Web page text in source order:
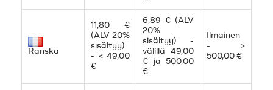
Ranska
11,80 €
(ALV 20%
sisältyy)
- < 49,00
€
6,89 € (ALV
20%
sisältyy) -
välillä 49,00
€ ja 500,00
€
Ilmainen
- >
500,00 €